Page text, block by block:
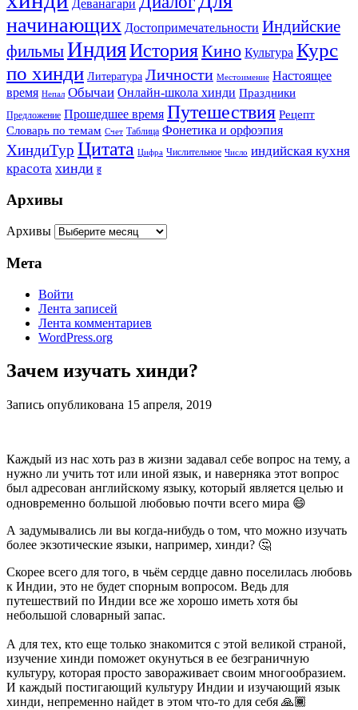
Деванагари
начинающих Достопримечательности Индийские
фильмыИндияИсторияКино Культура Курс
по хинди Литература Личности Местоимение Настоящее
время Непал Обычаи Онлайн-школа хинди Праздники
Предложение Прошедшее время Путешествия Рецепт
Словарь по темам Счет Таблица Фонетика и орфоэпия
ХиндиТур Цитата Цифра Числительное Число индийская кухня
красота хинди ह
Архивы
Архивы
Мета
Войти
Лента записей
Лента комментариев
WordPress.org
Зачем изучать хинди?
Запись опубликована 15 апреля, 2019
Каждый из нас хоть раз в жизни задавал себе вопрос на тему, а
нужно ли учить тот или иной язык, и наверняка этот вопрос
был адресован английскому языку, который является целью и
одновременно большой любовью почти всего мира 😄
А задумывались ли вы когда-нибудь о том, что можно изучать
более экзотические языки, например, хинди? 🤔
Скорее всего для того, в чьём сердце давно поселилась любовь
к Индии, это не будет спорным вопросом. Ведь для
путешествий по Индии все же хорошо иметь хотя бы
небольшой словарный запас.
А для тех, кто еще только знакомится с этой великой страной,
изучение хинди поможет окунуться в ее безграничную
культуру, которая просто завораживает своим многообразием.
И каждый постигающий культуру Индии и изучающий язык
хинди, непременно найдет в этом что-то для себя 🙏🏾